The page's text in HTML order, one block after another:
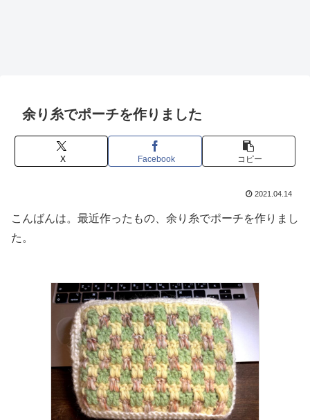
余り糸でポーチを作りました
X Facebook コピー
2021.04.14
こんばんは。最近作ったもの、余り糸でポーチを作りまし
た。